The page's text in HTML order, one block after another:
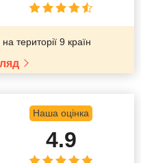
території 9 країн
Наша оцінка
4.9